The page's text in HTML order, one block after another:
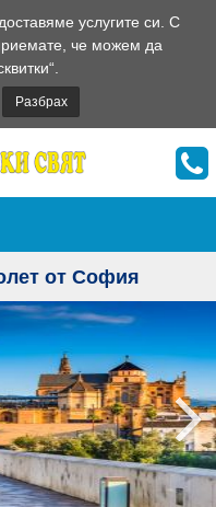
услугите си. С
че можем да
Разбрах
от София